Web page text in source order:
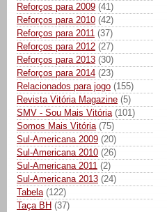
Reforços para 2009 (41)
Reforços para 2010 (42)
Reforços para 2011 (37)
Reforços para 2012 (27)
Reforços para 2013 (30)
Reforços para 2014 (23)
Relacionados para jogo (155)
Revista Vitória Magazine (5)
SMV - Sou Mais Vitória (101)
Somos Mais Vitória (75)
Sul-Americana 2009 (20)
Sul-Americana 2010 (26)
Sul-Americana 2011 (2)
Sul-Americana 2013 (24)
Tabela (122)
Taça BH (37)